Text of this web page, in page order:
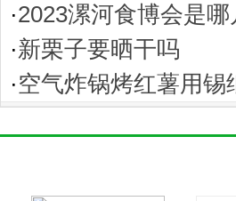
·2023漯河食博会是哪
·新栗子要晒干吗
·空气炸锅烤红薯用锡